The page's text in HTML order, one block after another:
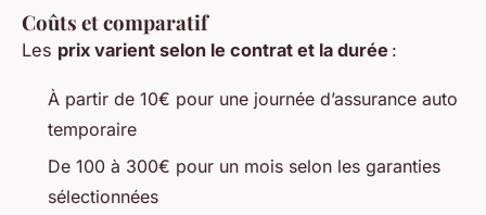
Coûts et comparatif
Les prix varient selon le contrat et la durée :
À partir de 10€ pour une journée d’assurance auto
temporaire
De 100 à 300€ pour un mois selon les garanties
sélectionnées